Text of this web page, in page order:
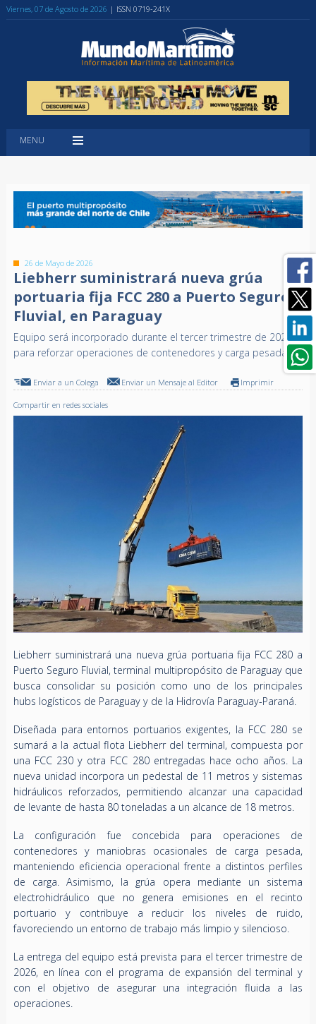
Viernes, 07 de Agosto de 2026 | ISSN 0719-241X
MENU
26 de Mayo de 2026
Liebherr suministrará nueva grúa
portuaria fija FCC 280 a Puerto Seguro
Fluvial, en Paraguay
Equipo será incorporado durante el tercer trimestre de 2026
para reforzar operaciones de contenedores y carga pesada
Enviar a un Colega Enviar un Mensaje al Editor Imprimir
Compartir en redes sociales
Liebherr suministrará una nueva grúa portuaria fija FCC 280 a
Puerto Seguro Fluvial, terminal multipropósito de Paraguay que
busca consolidar su posición como uno de los principales
hubs logísticos de Paraguay y de la Hidrovía Paraguay-Paraná.
Diseñada para entornos portuarios exigentes, la FCC 280 se
sumará a la actual flota Liebherr del terminal, compuesta por
una FCC 230 y otra FCC 280 entregadas hace ocho años. La
nueva unidad incorpora un pedestal de 11 metros y sistemas
hidráulicos reforzados, permitiendo alcanzar una capacidad
de levante de hasta 80 toneladas a un alcance de 18 metros.
La configuración fue concebida para operaciones de
contenedores y maniobras ocasionales de carga pesada,
manteniendo eficiencia operacional frente a distintos perfiles
de carga. Asimismo, la grúa opera mediante un sistema
electrohidráulico que no genera emisiones en el recinto
portuario y contribuye a reducir los niveles de ruido,
favoreciendo un entorno de trabajo más limpio y silencioso.
La entrega del equipo está prevista para el tercer trimestre de
2026, en línea con el programa de expansión del terminal y
con el objetivo de asegurar una integración fluida a las
operaciones.